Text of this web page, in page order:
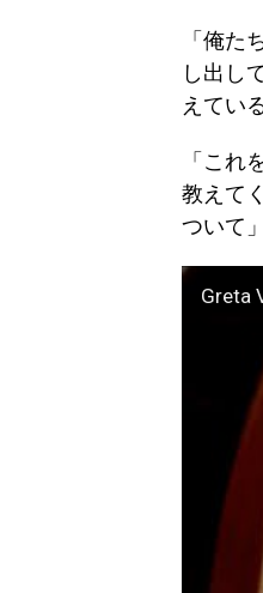
「俺
し出し
えてい
「こ
教えて
ついて
Greta